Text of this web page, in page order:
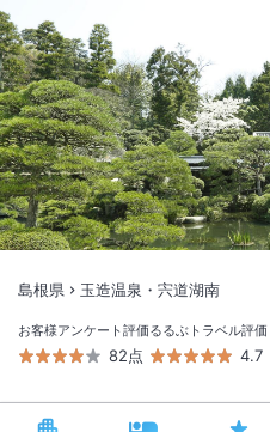
島根県 玉造温泉・宍道湖南
お客様アンケート評価
82点
るるぶトラベル評価
4.7